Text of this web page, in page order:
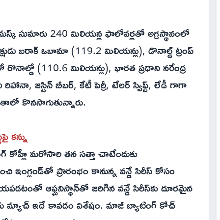
సుమారు 240 మిలియన్ల ఫాలోవర్లతో అగ్రస్థానంలో
బరాక్ ఒబామా (119.2 మిలియన్లు), డొనాల్డ్ ట్రంప్
రొనాల్డో (110.6 మిలియన్లు), భారత ప్రధాని నరేంద్ర
జస్టిన్ బీబర్, కేటీ పెర్రీ, టేలర్ స్విఫ్ట్, లేడీ గాగా
కొనసాగుతున్నారు.
కన్ను
మరోసారి తన సత్తా చాటేందుకు
ఇంగ్లండ్‌తో ప్రారంభం కానున్న వన్డే సిరీస్ కోసం
ఆఫ్ఘనిస్థాన్‌తో జరిగిన వన్డే సిరీస్‌కు దూరమైన
మ్యాచ్ ఇదే కావడం విశేషం. మాజీ బ్యాటింగ్ కోచ్